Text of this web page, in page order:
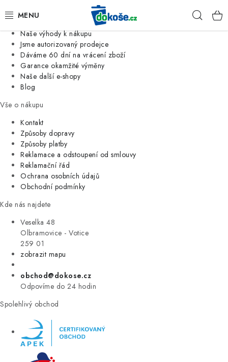
Jsme tradiční česká firma
Naše výhody k nákupu
Jsme autorizovaný prodejce
Dáváme 60 dní na vrácení zboží
Garance okamžité výměny
Naše další e-shopy
Blog
Vše o nákupu
Kontakt
Způsoby dopravy
Způsoby platby
Reklamace a odstoupení od smlouvy
Reklamační řád
Ochrana osobních údajů
Obchodní podmínky
Kde nás najdete
Veselka 48
Olbramovice - Votice
259 01
zobrazit mapu
obchod@dokose.cz
Odpovíme do 24 hodin
Spolehlivý obchod
KOŠE
SÁČKY
KUCHYNĚ
ORGANIZACE
DOMÁCNOST
ÚKLID
VÝPRODEJ
ZNAČKY
Úvod Kontakt Blog
Moje objednávka